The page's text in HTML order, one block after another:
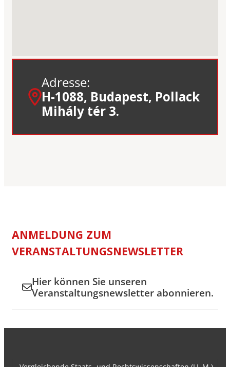
Adresse:
H-1088, Budapest, Pollack
Mihály tér 3.
ANMELDUNG ZUM
VERANSTALTUNGSNEWSLETTER
Hier können Sie unseren
Veranstaltungsnewsletter abonnieren.